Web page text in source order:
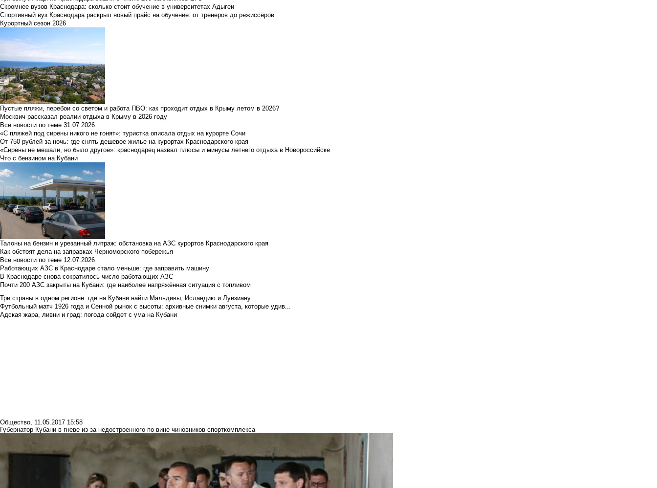
Скромнее вузов Краснодара: сколько стоит обучение в университетах Адыгеи
Спортивный вуз Краснодара раскрыл новый прайс на обучение: от тренеров до режиссёров
Курортный сезон 2026
Пустые пляжи, перебои со светом и работа ПВО: как проходит отдых в Крыму летом в 2026?
Москвич рассказал реалии отдыха в Крыму в 2026 году
Все новости по теме 31.07.2026
«С пляжей под сирены никого не гонят»: туристка описала отдых на курорте Сочи
От 750 рублей за ночь: где снять дешевое жилье на курортах Краснодарского края
«Сирены не мешали, но было другое»: краснодарец назвал плюсы и минусы летнего отдыха в Новороссийске
Что с бензином на Кубани
Талоны на бензин и урезанный литраж: обстановка на АЗС курортов Краснодарского края
Как обстоят дела на заправках Черноморского побережья
Все новости по теме 12.07.2026
Работающих АЗС в Краснодаре стало меньше: где заправить машину
В Краснодаре снова сократилось число работающих АЗС
Почти 200 АЗС закрыты на Кубани: где наиболее напряжённая ситуация с топливом
Три страны в одном регионе: где на Кубани найти Мальдивы, Исландию и Луизиану
Футбольный матч 1926 года и Сенной рынок с высоты: архивные снимки августа, которые удив...
Адская жара, ливни и град: погода сойдет с ума на Кубани
Общество, 11.05.2017 15:58
Губернатор Кубани в гневе из-за недостроенного по вине чиновников спорткомплекса